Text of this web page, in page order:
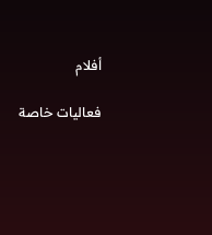
أفلام
فعاليات خاصة